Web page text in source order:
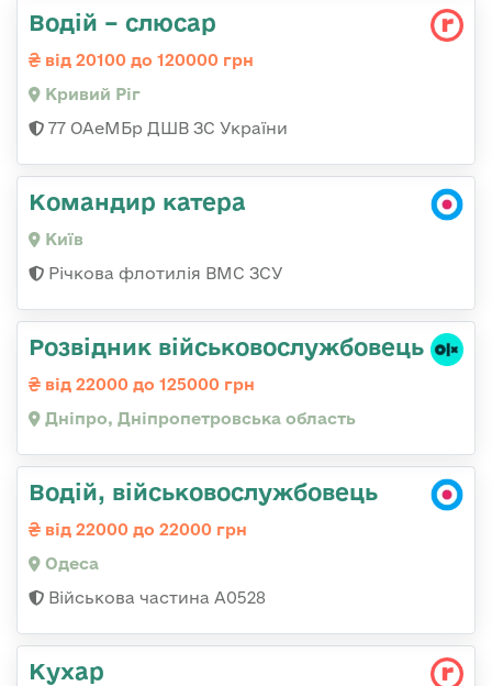
Водій – слюсар
від 20100 до 120000 грн
Кривий Ріг
77 ОАеМБр ДШВ ЗС України
Командир катера
Київ
Річкова флотилія ВМС ЗСУ
Розвідник військовослужбовець
від 22000 до 125000 грн
Дніпро, Дніпропетровська область
Водій, військовослужбовець
від 22000 до 22000 грн
Одеса
Військова частина А0528
Кухар